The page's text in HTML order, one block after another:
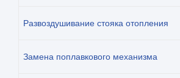
Развоздушивание стояка отопления
Замена поплавкового механизма